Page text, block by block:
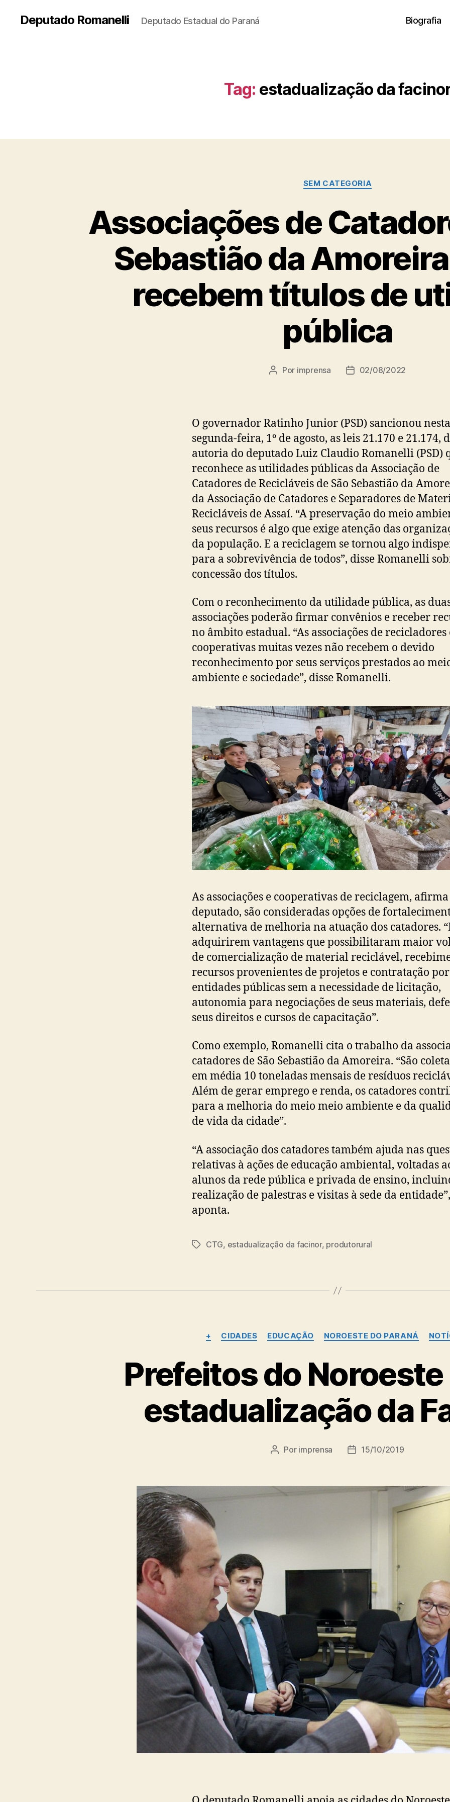
Deputado Romanelli Deputado Estadual do Paraná Biografia
Tag: estadualização da
Categorias
SEM CATEGORIA
Associações de
Sebastião da
recebem títulos de
pública
Autor
Por imprensa
Data02/08/2022
O governador Ratinho Junior (PSD) sancionou nesta
segunda-feira, 1º de agosto, as leis 21.170 e 21.174,
autoria do deputado Luiz Claudio Romanelli (PSD)
reconhece as utilidades públicas da Associação de
Catadores de Recicláveis de São Sebastião da
da Associação de Catadores e Separadores de
Recicláveis de Assaí. “A preservação do meio
seus recursos é algo que exige atenção das
da população. E a reciclagem se tornou algo
para a sobrevivência de todos”, disse Romanelli
concessão dos títulos.
Com o reconhecimento da utilidade pública, as
associações poderão firmar convênios e receber
no âmbito estadual. “As associações de recicladores
cooperativas muitas vezes não recebem o devido
reconhecimento por seus serviços prestados ao
ambiente e sociedade”, disse Romanelli.
As associações e cooperativas de reciclagem,
deputado, são consideradas opções de
alternativa de melhoria na atuação dos catadores.
adquirirem vantagens que possibilitaram maior
de comercialização de material reciclável,
recursos provenientes de projetos e contratação por
entidades públicas sem a necessidade de licitação,
autonomia para negociações de seus materiais,
seus direitos e cursos de capacitação”.
Como exemplo, Romanelli cita o trabalho da
catadores de São Sebastião da Amoreira. “São
em média 10 toneladas mensais de resíduos
Além de gerar emprego e renda, os catadores
para a melhoria do meio meio ambiente e da
de vida da cidade”.
“A associação dos catadores também ajuda nas
relativas à ações de educação ambiental, voltadas
alunos da rede pública e privada de ensino,
realização de palestras e visitas à sede da entidade”,
aponta.
TagsCTG, estadualização da facinor, produtorural
Categorias
+ CIDADES EDUCAÇÃO NOROESTE DO PARANÁ
Prefeitos do
estadualização da
Autor
Por imprensa
Data15/10/2019